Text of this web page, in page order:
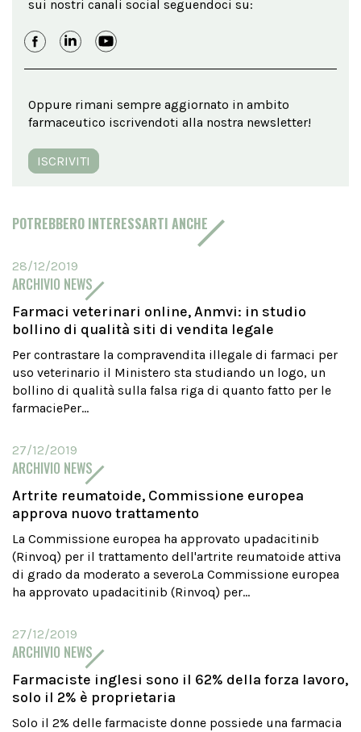
sui nostri canali social seguendoci su:
Oppure rimani sempre aggiornato in ambito
farmaceutico iscrivendoti alla nostra newsletter!
ISCRIVITI
POTREBBERO INTERESSARTI ANCHE
28/12/2019
ARCHIVIO NEWS
Farmaci veterinari online, Anmvi: in studio
bollino di qualità siti di vendita legale
Per contrastare la compravendita illegale di farmaci per
uso veterinario il Ministero sta studiando un logo, un
bollino di qualità sulla falsa riga di quanto fatto per le
farmaciePer...
27/12/2019
ARCHIVIO NEWS
Artrite reumatoide, Commissione europea
approva nuovo trattamento
La Commissione europea ha approvato upadacitinib
(Rinvoq) per il trattamento dell'artrite reumatoide attiva
di grado da moderato a severoLa Commissione europea
ha approvato upadacitinib (Rinvoq) per...
27/12/2019
ARCHIVIO NEWS
Farmaciste inglesi sono il 62% della forza lavoro,
solo il 2% è proprietaria
Solo il 2% delle farmaciste donne possiede una farmacia